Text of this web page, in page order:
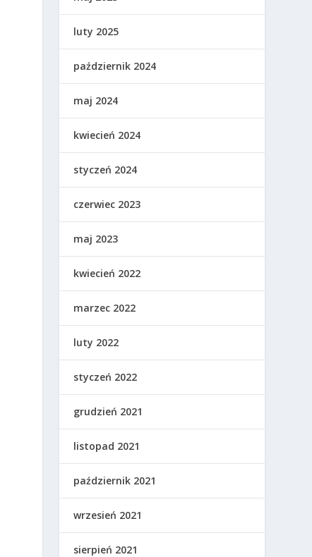
luty 2025
październik 2024
maj 2024
kwiecień 2024
styczeń 2024
czerwiec 2023
maj 2023
kwiecień 2022
marzec 2022
luty 2022
styczeń 2022
grudzień 2021
listopad 2021
październik 2021
wrzesień 2021
sierpień 2021